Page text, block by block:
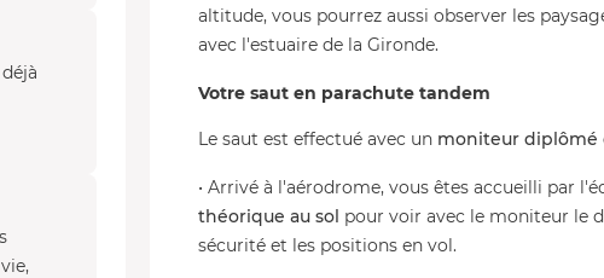
altitude, vous pourrez aussi observer les
avec l'estuaire de la Gironde.
Votre saut en parachute tandem
Le saut est effectué avec un moniteur diplômé
• Arrivé à l'aérodrome, vous êtes accueilli par
théorique au sol pour voir avec le moniteur le
sécurité et les positions en vol.